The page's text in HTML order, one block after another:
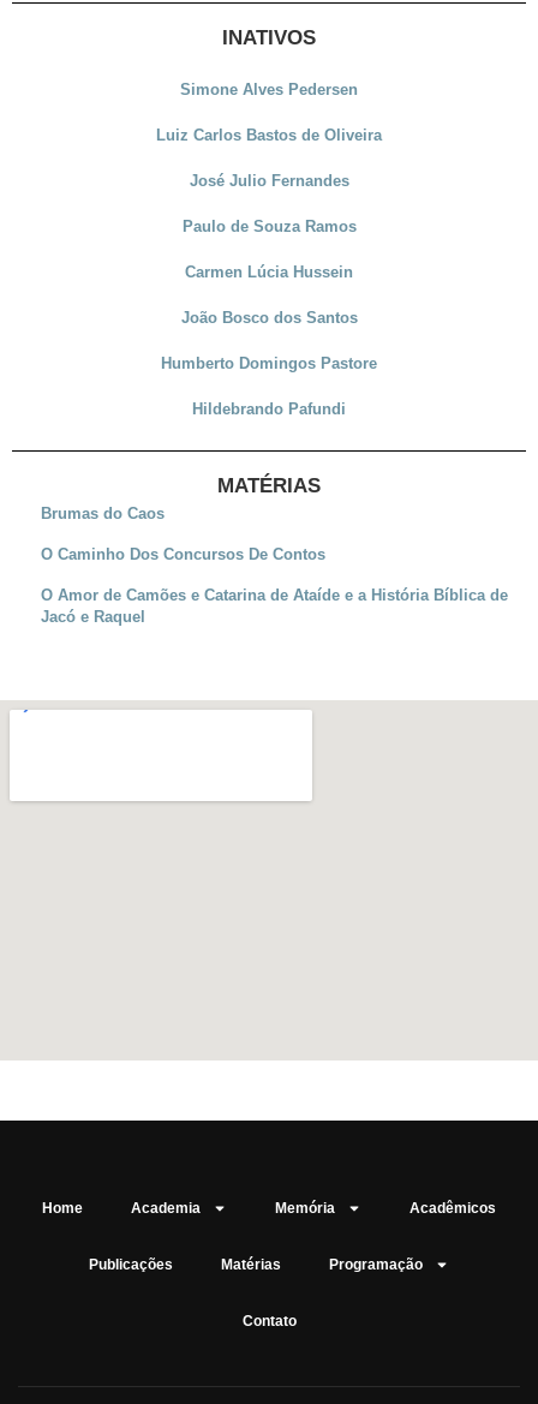
INATIVOS
Simone Alves Pedersen
Luiz Carlos Bastos de Oliveira
José Julio Fernandes
Paulo de Souza Ramos
Carmen Lúcia Hussein
João Bosco dos Santos
Humberto Domingos Pastore
Hildebrando Pafundi
MATÉRIAS
Brumas do Caos
O Caminho Dos Concursos De Contos
O Amor de Camões e Catarina de Ataíde e a História Bíblica de
Jacó e Raquel
Home Academia Memória Acadêmicos
Publicações Matérias Programação
Contato